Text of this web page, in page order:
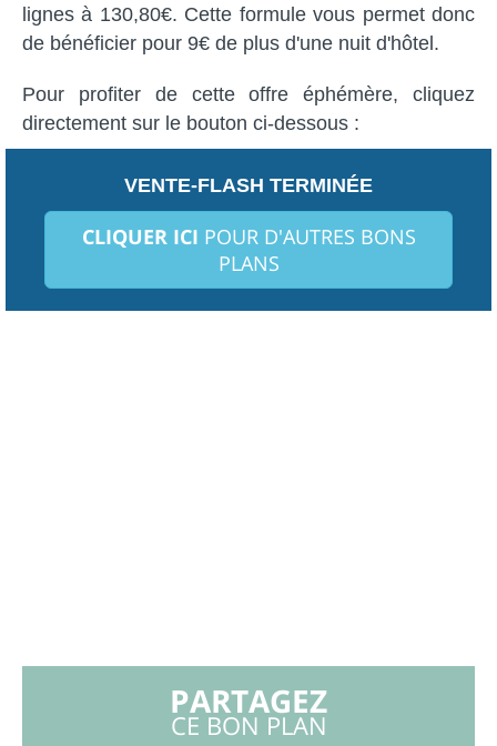
lignes à 130,80€. Cette formule vous permet donc
de bénéficier pour 9€ de plus d'une nuit d'hôtel.
Pour profiter de cette offre éphémère, cliquez
directement sur le bouton ci-dessous :
VENTE-FLASH TERMINÉE
CLIQUER ICI POUR D'AUTRES BONS
PLANS
PARTAGEZ
CE BON PLAN